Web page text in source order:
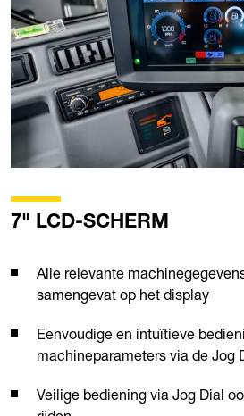
7" LCD-SCHERM
Alle relevante
samengevat op het display
Eenvoudige en intuïtieve
machineparameters via de Jog
Veilige bediening via Jog Dial